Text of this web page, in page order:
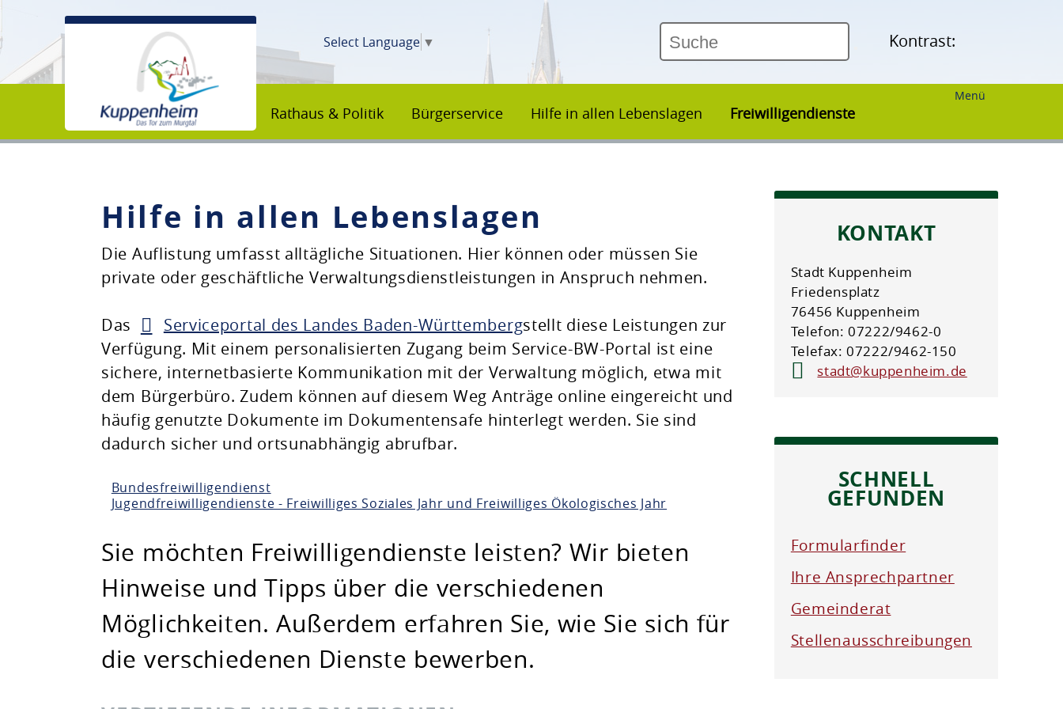
Select Language ▼ Kontrast:
Menü
Rathaus & Politik Bürgerservice Hilfe in allen Lebenslagen Freiwilligendienste
Unsere Stadt
Rathaus & Politik
Bildung & Erziehung
Planen & Bauen
Natur & Umwelt
Freizeit & Leben
Hilfe in allen Lebenslagen
Die Auflistung umfasst alltägliche Situationen. Hier können oder müssen Sie
private oder geschäftliche Verwaltungsdienstleistungen in Anspruch nehmen.
Das Serviceportal des Landes Baden-Württembergstellt diese Leistungen zur
Verfügung. Mit einem personalisierten Zugang beim Service-BW-Portal ist eine
sichere, internetbasierte Kommunikation mit der Verwaltung möglich, etwa mit
dem Bürgerbüro. Zudem können auf diesem Weg Anträge online eingereicht und
häufig genutzte Dokumente im Dokumentensafe hinterlegt werden. Sie sind
dadurch sicher und ortsunabhängig abrufbar.
Bundesfreiwilligendienst
Jugendfreiwilligendienste - Freiwilliges Soziales Jahr und Freiwilliges Ökologisches Jahr
Sie möchten Freiwilligendienste leisten? Wir bieten
Hinweise und Tipps über die verschiedenen
Möglichkeiten. Außerdem erfahren Sie, wie Sie sich für
die verschiedenen Dienste bewerben.
KONTAKT
Stadt Kuppenheim
Friedensplatz
76456 Kuppenheim
Telefon: 07222/9462-0
Telefax: 07222/9462-150
stadt@kuppenheim.de
SCHNELL
GEFUNDEN
Formularfinder
Ihre Ansprechpartner
Gemeinderat
Stellenausschreibungen